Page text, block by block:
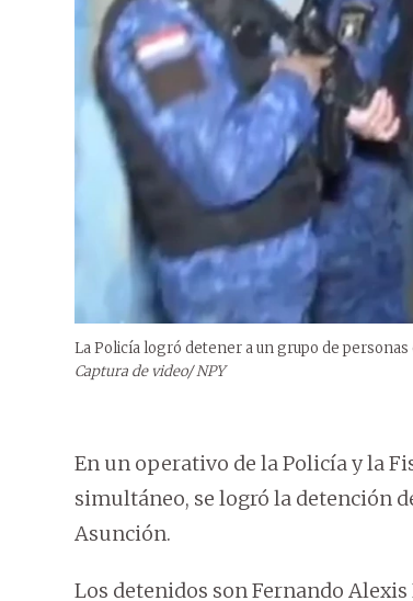
La Policía logró detener a un grupo de
Captura de video/ NPY
En un operativo de la Policía y la
simultáneo, se logró la detención
Asunción.
Los detenidos son Fernando Alexis